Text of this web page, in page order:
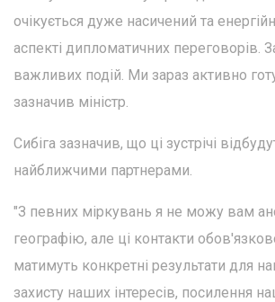
очікується дуже насичений та
аспекті дипломатичних переговорів.
важливих подій. Ми зараз активно
зазначив міністр.
Сибіга зазначив, що ці зустрічі
найближчими партнерами.
"З певних міркувань я не можу вам
географію, але ці контакти
матимуть конкретні результати для
захисту наших інтересів, посилення